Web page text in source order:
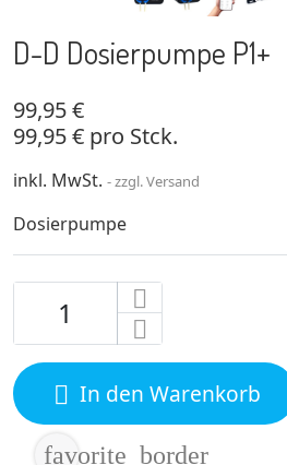
D-D Dosierpumpe P1+
99,95 €
99,95 € pro Stck.
inkl. MwSt. zzgl. Versand
Dosierpumpe
 In den Warenkorb
favorite_border